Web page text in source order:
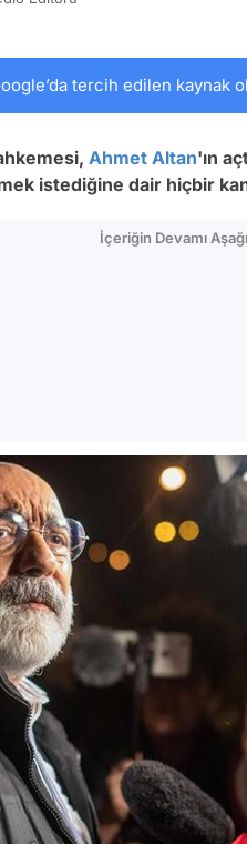
tercih edilen kaynak
Ahmet Altan'ın
istediğine dair hiçbir
İçeriğin Devamı